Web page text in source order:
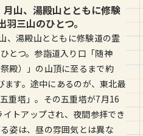
山、湯殿山とともに修験
三山のひとつ。
、湯殿山とともに修験道の霊
とつ。参詣道入り口「随神
殿）」の山頂に至るまで約
す。途中にあるのが、東北最
重塔」。その五重塔が7月16
トアップされ、夜間参拝でき
姿は、昼の雰囲気とは異な